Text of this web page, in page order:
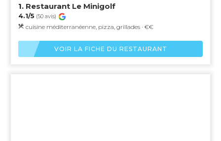
1. Restaurant Le Minigolf
4.1/5 (50 avis)
cuisine méditerranéenne, pizza, grillades · €€
VOIR LA FICHE DU RESTAURANT